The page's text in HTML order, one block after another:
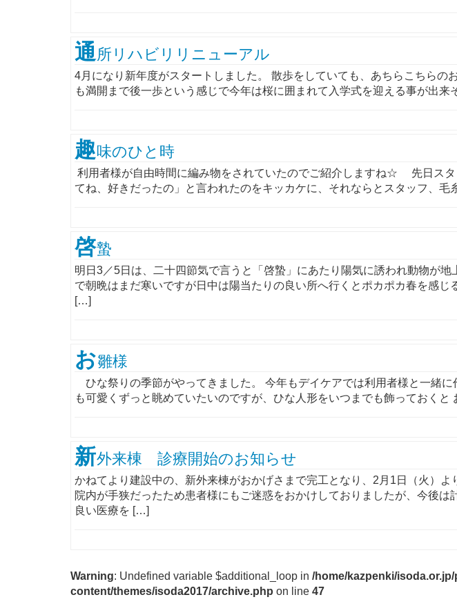
通所リハビリリニューアル
4月になり新年度がスタートしました。 散歩をしていても、あちらこちらの
も満開まで後一歩という感じで今年は桜に囲まれて入学式を迎える事が出来
趣味のひと時
利用者様が自由時間に編み物をされていたのでご紹介しますね☆ 先日スタ
てね、好きだったの」と言われたのをキッカケに、それならとスタッフ、
啓蟄
明日3／5日は、二十四節気で言うと「啓蟄」にあたり陽気に誘われ動物が
で朝晩はまだ寒いですが日中は陽当たりの良い所へ行くとポカポカ春を
[…]
お雛様
ひな祭りの季節がやってきました。 今年もデイケアでは利用者様と一緒に
も可愛くずっと眺めていたいのですが、ひな人形をいつまでも飾っておく
新外来棟 診療開始のお知らせ
かねてより建設中の、新外来棟がおかげさまで完工となり、2月1日（火）
院内が手狭だったため患者様にもご迷惑をおかけしておりましたが、今後は
良い医療を […]
Warning: Undefined variable $additional_loop in /home/kazpenki/
content/themes/isoda2017/archive.php on line 47